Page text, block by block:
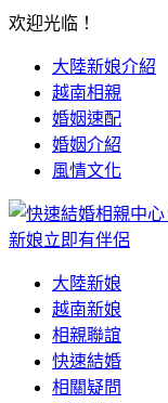
欢迎光临！
大陸新娘介紹
越南相親
婚姻速配
婚姻介紹
風情文化
新娘立即有伴侶
大陸新娘
越南新娘
相親聯誼
快速結婚
相關疑問